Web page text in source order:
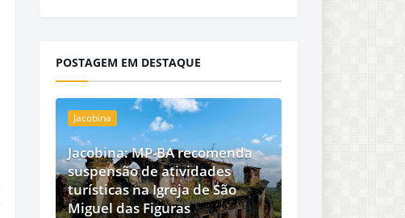
POSTAGEM EM DESTAQUE
Jacobina
Jacobina: MP-BA recomenda
suspensão de atividades
turísticas na Igreja de São
Miguel das Figuras